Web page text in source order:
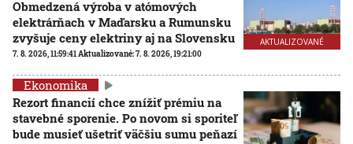
AKTUALIZOVANÉ
Obmedzená výroba v atómových
elektrárňach v Maďarsku a Rumunsku
zvyšuje ceny elektriny aj na Slovensku
7. 8. 2026, 11:59:41Aktualizované:7. 8. 2026, 19:21:00
Ekonomika
Rezort financií chce znížiť prémiu na
stavebné sporenie. Po novom si sporiteľ
bude musieť ušetriť väčšiu sumu peňazí